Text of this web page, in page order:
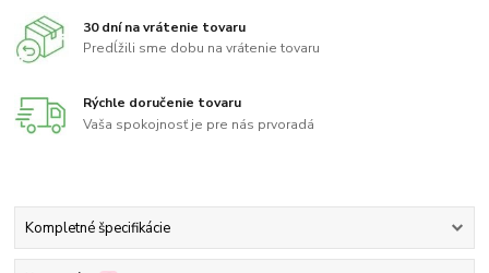
30 dní na vrátenie tovaru
Predĺžili sme dobu na vrátenie tovaru
Rýchle doručenie tovaru
Vaša spokojnosť je pre nás prvoradá
Kompletné špecifikácie